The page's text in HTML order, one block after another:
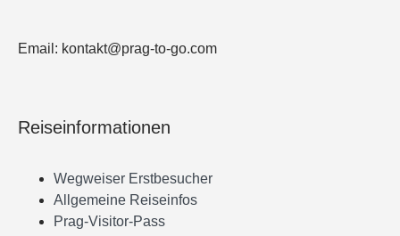
Email: kontakt@prag-to-go.com
Reiseinformationen
Wegweiser Erstbesucher
Allgemeine Reiseinfos
Prag-Visitor-Pass